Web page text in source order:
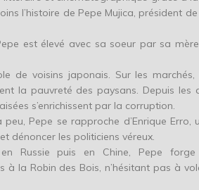
l’histoire de Pepe Mujica, président de
est élevé avec sa soeur par sa
de voisins japonais. Sur les
la pauvreté des paysans. Depuis les
s’enrichissent par la corruption.
Pepe se rapproche d’Enrique Erro,
dénoncer les politiciens véreux.
Russie puis en Chine, Pepe forge
à la Robin des Bois, n’hésitant pas à